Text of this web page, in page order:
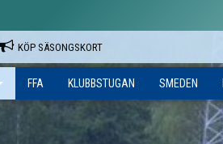
KÖP SÄSONGSKORT
FFA KLUBBSTUGAN SMEDEN